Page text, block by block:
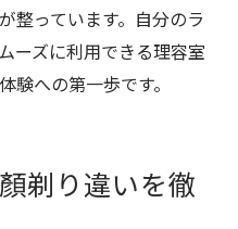
整っています。自分のラ
ーズに利用できる理容室
験への第一歩です。
剃り違いを徹